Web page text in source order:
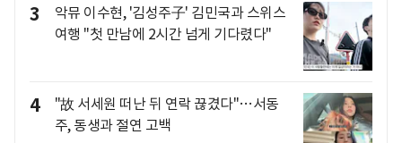
3
악뮤 이수현, '김성주子' 김민국과 스위스
여행 "첫 만남에 2시간 넘게 기다렸다"
4
"故 서세원 떠난 뒤 연락 끊겼다"…서동
주, 동생과 절연 고백